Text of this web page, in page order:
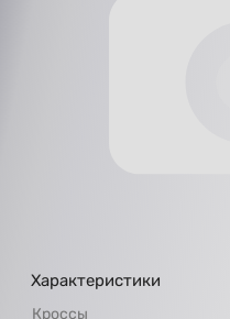
Характеристики
Кроссы